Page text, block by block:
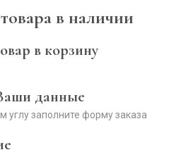
в наличии
в корзину
данные
углу заполните форму заказа